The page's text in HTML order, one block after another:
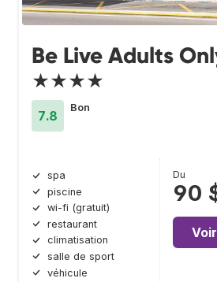
Be Live Adults
★★★★
7.8
Bon
spa
piscine
wi-fi (gratuit)
restaurant
climatisation
salle de sport
véhicule
Du
90